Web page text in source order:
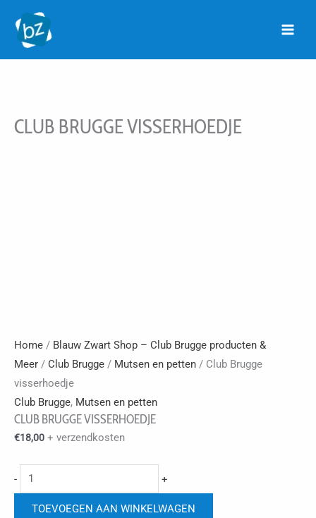
naar
CLUB BRUGGE VISSERHOEDJE
Home / Blauw Zwart Shop – Club Brugge producten &
Meer / Club Brugge / Mutsen en petten / Club Brugge
visserhoedje
Club Brugge, Mutsen en petten
CLUB BRUGGE VISSERHOEDJE
€18,00 + verzendkosten
-
Club
Brugge
visserhoedje
+
TOEVOEGEN AAN WINKELWAGEN